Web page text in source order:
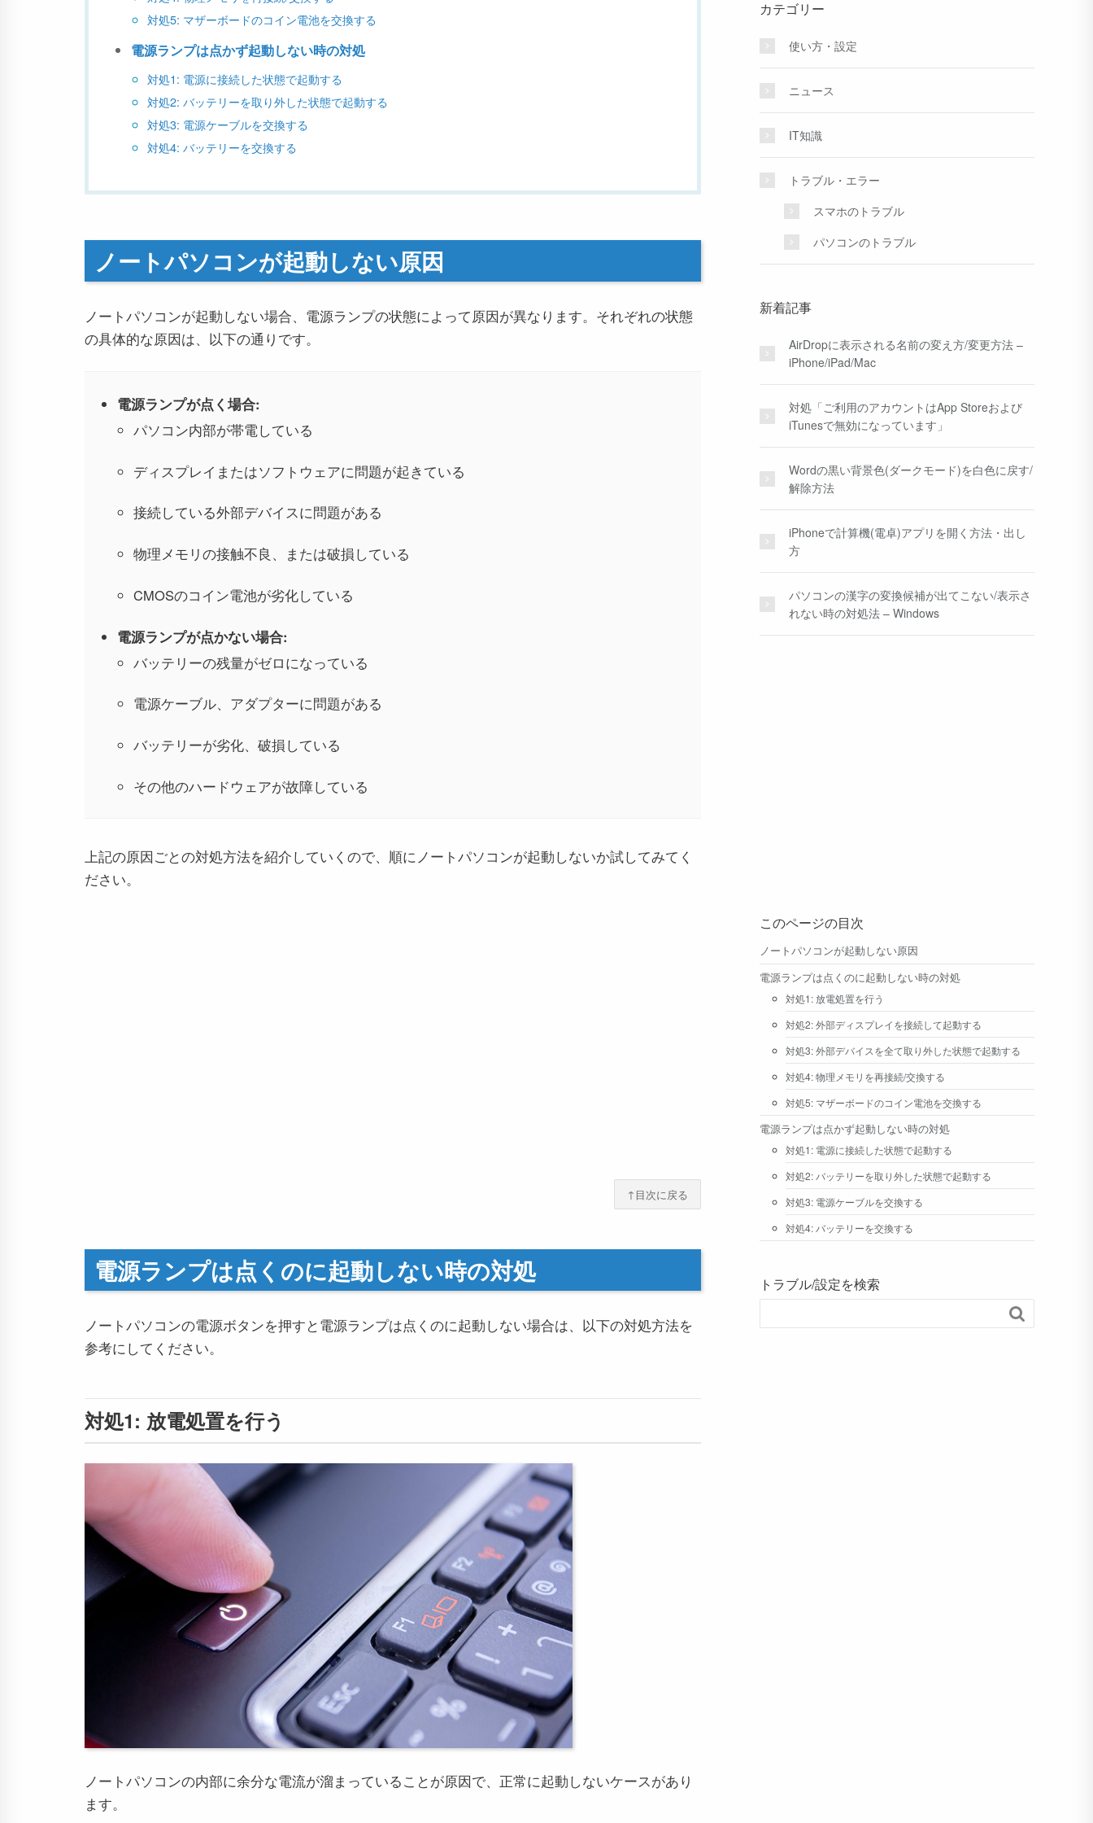
対処5: マザーボードのコイン電池を交換する
電源ランプは点かず起動しない時の対処
対処1: 電源に接続した状態で起動する
対処2: バッテリーを取り外した状態で起動する
対処3: 電源ケーブルを交換する
対処4: バッテリーを交換する
ノートパソコンが起動しない原因
ノートパソコンが起動しない場合、電源ランプの状態によって原因が異なります。それぞれの状態
の具体的な原因は、以下の通りです。
電源ランプが点く場合:
パソコン内部が帯電している
ディスプレイまたはソフトウェアに問題が起きている
接続している外部デバイスに問題がある
物理メモリの接触不良、または破損している
CMOSのコイン電池が劣化している
電源ランプが点かない場合:
バッテリーの残量がゼロになっている
電源ケーブル、アダプターに問題がある
バッテリーが劣化、破損している
その他のハードウェアが故障している
上記の原因ごとの対処方法を紹介していくので、順にノートパソコンが起動しないか試してみてく
ださい。
↑目次に戻る
電源ランプは点くのに起動しない時の対処
ノートパソコンの電源ボタンを押すと電源ランプは点くのに起動しない場合は、以下の対処方法を
参考にしてください。
対処1: 放電処置を行う
ノートパソコンの内部に余分な電流が溜まっていることが原因で、正常に起動しないケースがあり
ます。
カテゴリー
使い方・設定
ニュース
IT知識
トラブル・エラー
スマホのトラブル
パソコンのトラブル
新着記事
AirDropに表示される名前の変え方/変更方法 –
iPhone/iPad/Mac
対処「ご利用のアカウントはApp Storeおよび
iTunesで無効になっています」
Wordの黒い背景色(ダークモード)を白色に戻す/
解除方法
iPhoneで計算機(電卓)アプリを開く方法・出し
方
パソコンの漢字の変換候補が出てこない/表示さ
れない時の対処法 – Windows
このページの目次
ノートパソコンが起動しない原因
電源ランプは点くのに起動しない時の対処
対処1: 放電処置を行う
対処2: 外部ディスプレイを接続して起動する
対処3: 外部デバイスを全て取り外した状態で起動する
対処4: 物理メモリを再接続/交換する
対処5: マザーボードのコイン電池を交換する
電源ランプは点かず起動しない時の対処
対処1: 電源に接続した状態で起動する
対処2: バッテリーを取り外した状態で起動する
対処3: 電源ケーブルを交換する
対処4: バッテリーを交換する
トラブル/設定を検索
